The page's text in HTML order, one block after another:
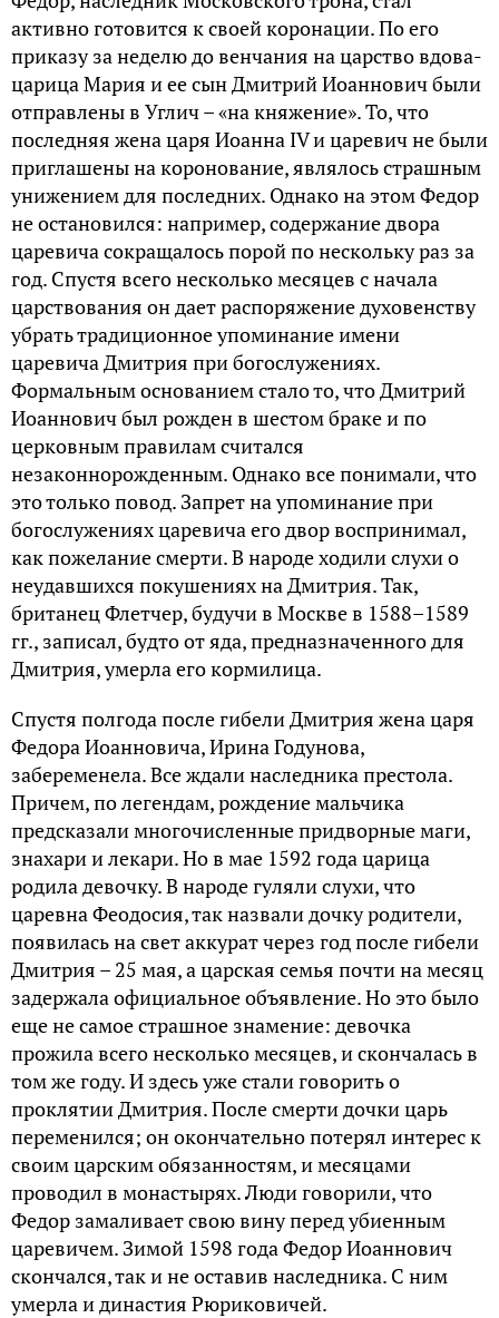
активно готовится к своей коронации. По его
приказу за неделю до венчания на царство вдова-
царица Мария и ее сын Дмитрий Иоаннович были
отправлены в Углич – «на княжение». То, что
последняя жена царя Иоанна IV и царевич не были
приглашены на коронование, являлось страшным
унижением для последних. Однако на этом Федор
не остановился: например, содержание двора
царевича сокращалось порой по нескольку раз за
год. Спустя всего несколько месяцев с начала
царствования он дает распоряжение духовенству
убрать традиционное упоминание имени
царевича Дмитрия при богослужениях.
Формальным основанием стало то, что Дмитрий
Иоаннович был рожден в шестом браке и по
церковным правилам считался
незаконнорожденным. Однако все понимали, что
это только повод. Запрет на упоминание при
богослужениях царевича его двор воспринимал,
как пожелание смерти. В народе ходили слухи о
неудавшихся покушениях на Дмитрия. Так,
британец Флетчер, будучи в Москве в 1588–1589
гг., записал, будто от яда, предназначенного для
Дмитрия, умерла его кормилица.
Спустя полгода после гибели Дмитрия жена царя
Федора Иоанновича, Ирина Годунова,
забеременела. Все ждали наследника престола.
Причем, по легендам, рождение мальчика
предсказали многочисленные придворные маги,
знахари и лекари. Но в мае 1592 года царица
родила девочку. В народе гуляли слухи, что
царевна Феодосия, так назвали дочку родители,
появилась на свет аккурат через год после гибели
Дмитрия – 25 мая, а царская семья почти на месяц
задержала официальное объявление. Но это было
еще не самое страшное знамение: девочка
прожила всего несколько месяцев, и скончалась в
том же году. И здесь уже стали говорить о
проклятии Дмитрия. После смерти дочки царь
переменился; он окончательно потерял интерес к
своим царским обязанностям, и месяцами
проводил в монастырях. Люди говорили, что
Федор замаливает свою вину перед убиенным
царевичем. Зимой 1598 года Федор Иоаннович
скончался, так и не оставив наследника. С ним
умерла и династия Рюриковичей.